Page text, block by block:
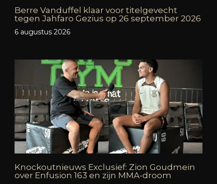
Berre Vanduffel klaar voor titelgevecht
tegen Jahfaro Gezius op 26 september 2026
6 augustus 2026
Knockoutnieuws Exclusief: Zion Goudmein
over Enfusion 163 en zijn MMA-droom